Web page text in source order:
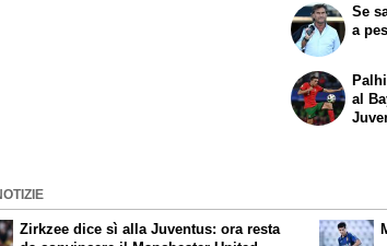
Se
a
al
Zirkzee dice sì alla Juventus: ora resta